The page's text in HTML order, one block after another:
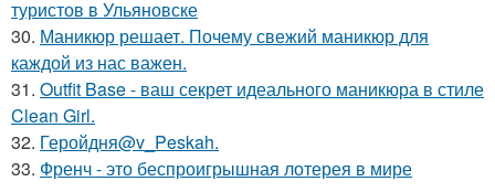
туристов в Ульяновске
30. Маникюр решает. Почему свежий маникюр для
каждой из нас важен.
31. Outfit Base - ваш секрет идеального маникюра в стиле
Clean Girl.
32. Геройдня@v_Peskah.
33. Френч - это беспроигрышная лотерея в мире